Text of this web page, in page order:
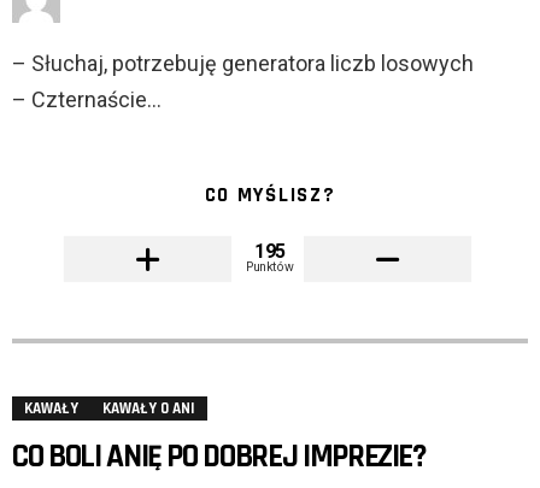
– Słuchaj, potrzebuję generatora liczb losowych
– Czternaście…
CO MYŚLISZ?
195
Punktów
KAWAŁY KAWAŁY O ANI
CO BOLI ANIĘ PO DOBREJ IMPREZIE?